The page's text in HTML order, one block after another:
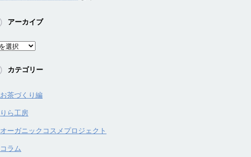
アーカイブ
カテゴリー
お茶づくり編
りら工房
オーガニックコスメプロジェクト
コラム